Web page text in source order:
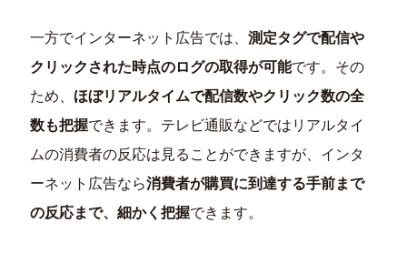
一方でインターネット広告では、測定タグで配信や
クリックされた時点のログの取得が可能です。その
ため、 ほぼリアルタイムで配信数やクリック数の全
数も把握できます。テレビ通販などではリアルタイ
ムの消費者の反応は見ることができますが、インタ
ーネット広告なら消費者が購買に到達する手前まで
の反応まで、細かく把握できます。